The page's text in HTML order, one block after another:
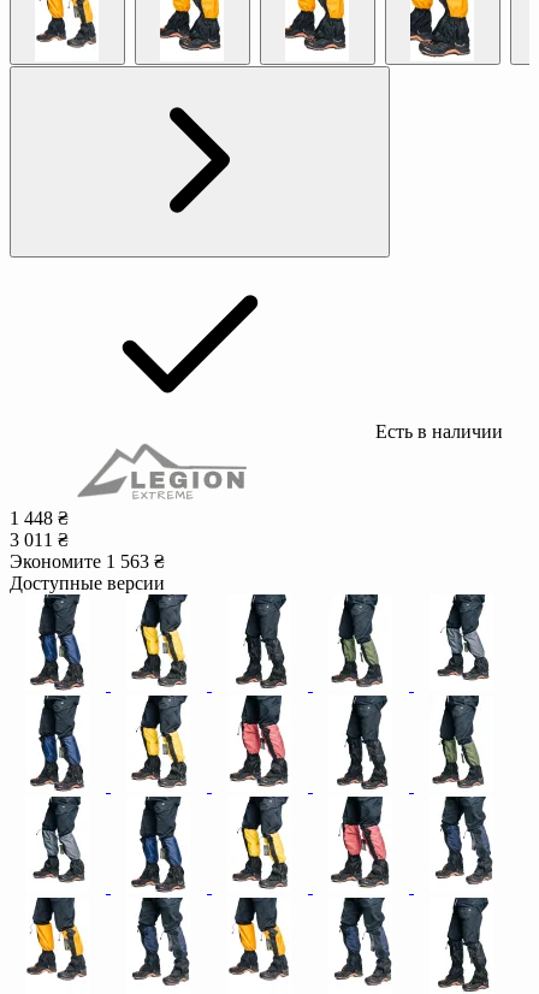
Есть в наличии
1 448 ₴
3 011 ₴
Экономите 1 563 ₴
Доступные версии